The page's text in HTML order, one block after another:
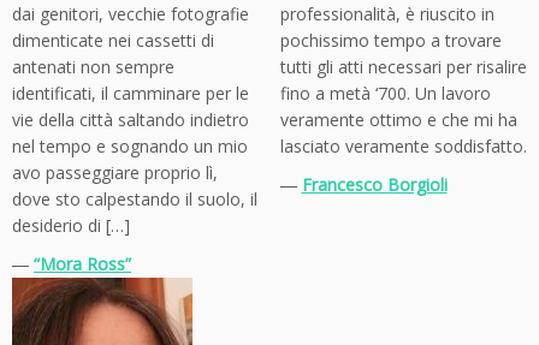
dai genitori, vecchie fotografie
dimenticate nei cassetti di
antenati non sempre
identificati, il camminare per le
vie della città saltando indietro
nel tempo e sognando un mio
avo passeggiare proprio lì,
dove sto calpestando il suolo, il
desiderio di […]
― “Mora Ross”
professionalità, è riuscito in
pochissimo tempo a trovare
tutti gli atti necessari per risalire
fino a metà ‘700. Un lavoro
veramente ottimo e che mi ha
lasciato veramente soddisfatto.
― Francesco Borgioli